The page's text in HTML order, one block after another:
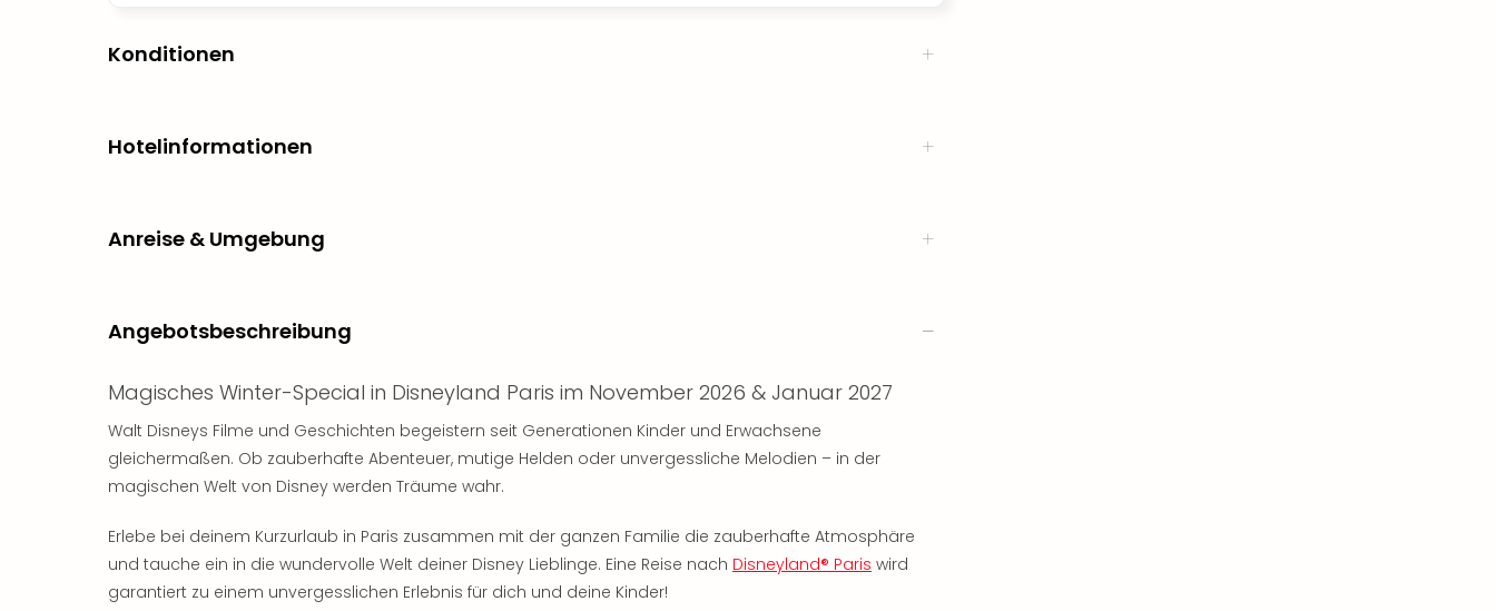
Konditionen
Hotelinformationen
Anreise & Umgebung
Angebotsbeschreibung
Magisches Winter-Special in Disneyland Paris im November 2026 & Januar 2027
Walt Disneys Filme und Geschichten begeistern seit Generationen Kinder und Erwachsene
gleichermaßen. Ob zauberhafte Abenteuer, mutige Helden oder unvergessliche Melodien – in der
magischen Welt von Disney werden Träume wahr.
Erlebe bei deinem Kurzurlaub in Paris zusammen mit der ganzen Familie die zauberhafte Atmosphäre
und tauche ein in die wundervolle Welt deiner Disney Lieblinge. Eine Reise nach Disneyland® Paris wird
garantiert zu einem unvergesslichen Erlebnis für dich und deine Kinder!